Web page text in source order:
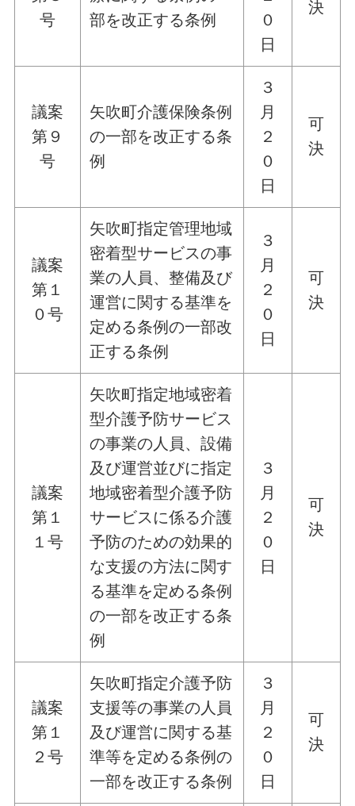
号
部を改正する条例
０
日
決
議案
第９
号
矢吹町介護保険条例
の一部を改正する条
例
３
月
２
０
日
可
決
議案
第１
０号
矢吹町指定管理地域
密着型サービスの事
業の人員、整備及び
運営に関する基準を
定める条例の一部改
正する条例
３
月
２
０
日
可
決
議案
第１
１号
矢吹町指定地域密着
型介護予防サービス
の事業の人員、設備
及び運営並びに指定
地域密着型介護予防
サービスに係る介護
予防のための効果的
な支援の方法に関す
る基準を定める条例
の一部を改正する条
例
３
月
２
０
日
可
決
議案
第１
２号
矢吹町指定介護予防
支援等の事業の人員
及び運営に関する基
準等を定める条例の
一部を改正する条例
３
月
２
０
日
可
決